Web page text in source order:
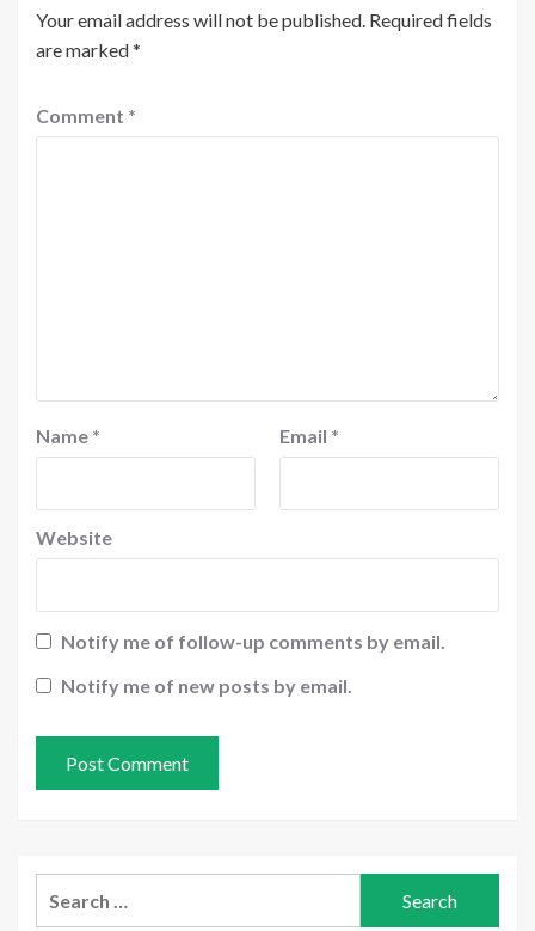
Your email address will not be published. Required fields
are marked*
Comment *
Name * Email *
Website
Notify me of follow-up comments by email.
Notify me of new posts by email.